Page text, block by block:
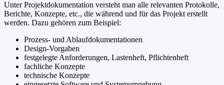
Unter Projektdokumentation versteht man alle relevanten Protokolle,
Berichte, Konzepte, etc., die während und für das Projekt erstellt
werden. Dazu gehören zum Beispiel:
Prozess- und Ablaufdokumentationen
Design-Vorgaben
festgelegte Anforderungen, Lastenheft, Pflichtenheft
fachliche Konzepte
technische Konzepte